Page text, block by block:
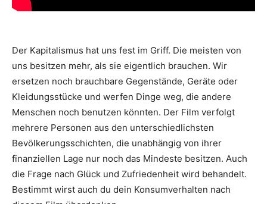
Der Kapitalismus hat uns fest im Griff. Die meisten von
uns besitzen mehr, als sie eigentlich brauchen. Wir
ersetzen noch brauchbare Gegenstände, Geräte oder
Kleidungsstücke und werfen Dinge weg, die andere
Menschen noch benutzen könnten. Der Film verfolgt
mehrere Personen aus den unterschiedlichsten
Bevölkerungsschichten, die unabhängig von ihrer
finanziellen Lage nur noch das Mindeste besitzen. Auch
die Frage nach Glück und Zufriedenheit wird behandelt.
Bestimmt wirst auch du dein Konsumverhalten nach